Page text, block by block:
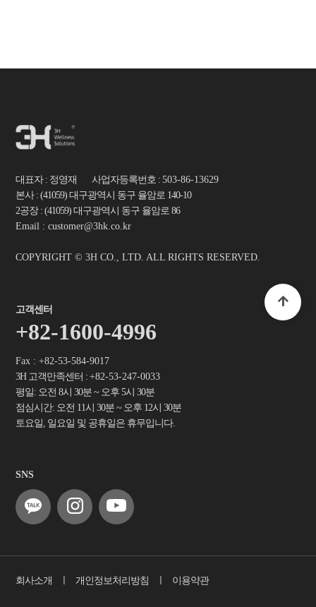
대표자 : 정영재 사업자등록번호 :503-86-13629
본사 : (41059) 대구광역시 동구 율암로 140-10
2공장 : (41059) 대구광역시 동구 율암로 86
Email : customer@3hk.co.kr
COPYRIGHT © 3H CO., LTD. ALL RIGHTS RESERVED.
고객센터
+82-1600-4996
Fax : +82-53-584-9017
3H 고객만족센터 :+82-53-247-0033
평일: 오전 8시 30분 ~ 오후 5시 30분
점심시간: 오전 11시 30분 ~ 오후 12시 30분
토요일, 일요일 및 공휴일은 휴무입니다.
SNS
회사소개 개인정보처리방침 이용약관